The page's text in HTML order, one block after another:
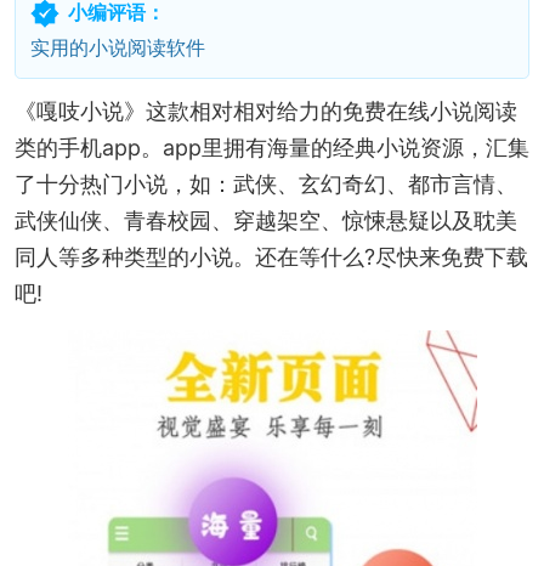
小编评语：
实用的小说阅读软件
《嘎吱小说》这款相对相对给力的免费在线小说阅读
类的手机app。app里拥有海量的经典小说资源，汇集
了十分热门小说，如：武侠、玄幻奇幻、都市言情、
武侠仙侠、青春校园、穿越架空、惊悚悬疑以及耽美
同人等多种类型的小说。还在等什么?尽快来免费下载
吧!